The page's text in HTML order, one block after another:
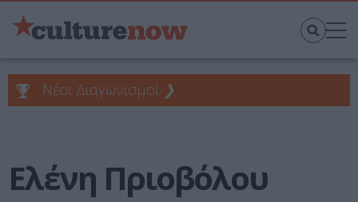
Νέοι Διαγωνισμοί ❯
Ελένη Πριοβόλου